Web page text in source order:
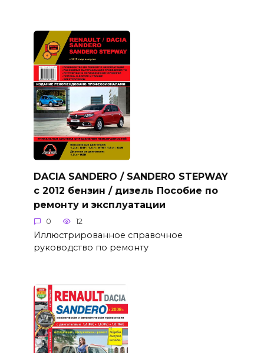
DACIA SANDERO / SANDERO STEPWAY
с 2012 бензин / дизель Пособие по
ремонту и эксплуатации
0 12
Иллюстрированное справочное
руководство по ремонту